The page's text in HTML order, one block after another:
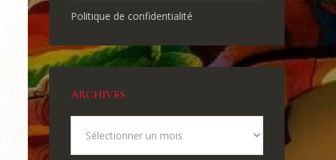
Politique de confidentialité
ARCHIVES